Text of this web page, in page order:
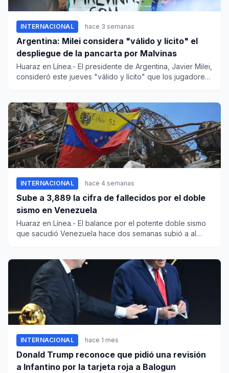
INTERNACIONAL hace 3 semanas
Argentina: Milei considera "válido y lícito" el
despliegue de la pancarta por Malvinas
Huaraz en Línea.- El presidente de Argentina, Javier Milei,
consideró este jueves "válido y lícito" que los jugadores
INTERNACIONAL hace 4 semanas
Sube a 3,889 la cifra de fallecidos por el doble
sismo en Venezuela
Huaraz en Línea.- El balance por el potente doble sismo
que sacudió Venezuela hace dos semanas subió a al
INTERNACIONAL hace 1 mes
Donald Trump reconoce que pidió una revisión
a Infantino por la tarjeta roja a Balogun